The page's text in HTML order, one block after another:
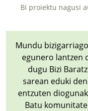
Bi proiektu nagusi
Mundu
egunero lantzen
dugu Bizi
sarean eduki
entzuten
Batu